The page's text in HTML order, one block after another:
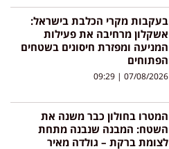
בעקבות מקרי הכלבת בישראל:
אשקלון מרחיבה את פעילות
המניעה ומפזרת חיסונים בשטחים
הפתוחים
07/08/2026
המטרו בחולון כבר משנה את
השטח: המבנה שנבנה מתחת
לצומת ברקת – גולדה מאיר